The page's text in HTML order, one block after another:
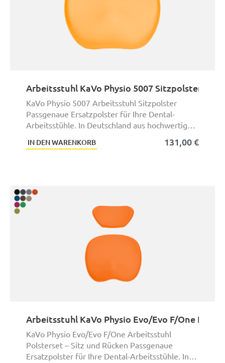
Arbeitsstuhl KaVo Physio 5007 Sitzpolster
KaVo Physio 5007 Arbeitsstuhl Sitzpolster
Passgenaue Ersatzpolster für Ihre Dental-
Arbeitsstühle. In Deutschland aus hochwertigen
131,00 €
IN DEN WARENKORB
Arbeitsstuhl KaVo Physio Evo/Evo F/One
KaVo Physio Evo/Evo F/One Arbeitsstuhl
Polsterset – Sitz und Rücken Passgenaue
Ersatzpolster für Ihre Dental-Arbeitsstühle. In